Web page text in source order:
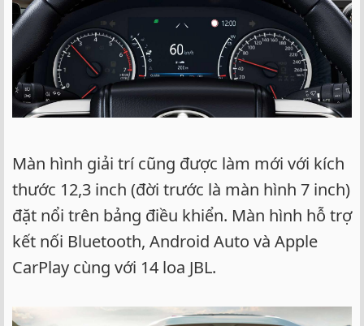
Màn hình giải trí cũng được làm mới với kích
thước 12,3 inch (đời trước là màn hình 7 inch)
đặt nổi trên bảng điều khiển. Màn hình hỗ trợ
kết nối Bluetooth, Android Auto và Apple
CarPlay cùng với 14 loa JBL.